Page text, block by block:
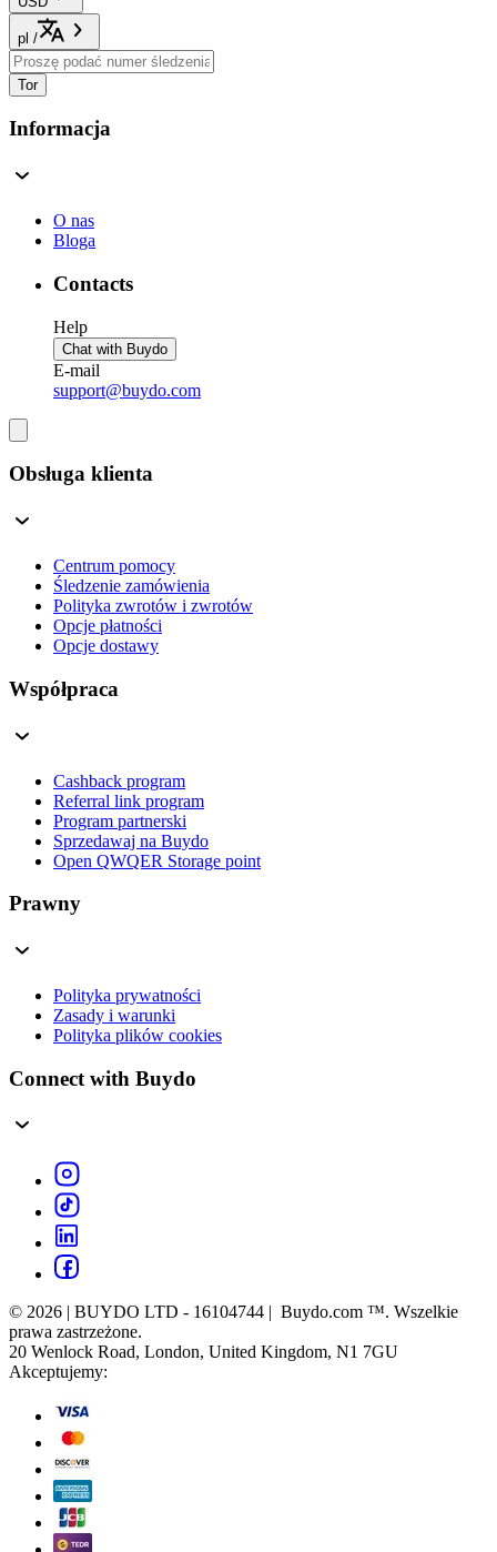
pl /
Tor
Informacja
O nas
Bloga
Contacts
Help
Chat with Buydo
E-mail
support@buydo.com
Obsługa klienta
Centrum pomocy
Śledzenie zamówienia
Polityka zwrotów i zwrotów
Opcje płatności
Opcje dostawy
Współpraca
Cashback program
Referral link program
Program partnerski
Sprzedawaj na Buydo
Open QWQER Storage point
Prawny
Polityka prywatności
Zasady i warunki
Polityka plików cookies
Connect with Buydo
© 2026 | BUYDO LTD - 16104744 | Buydo.com ™. Wszelkie
prawa zastrzeżone.
20 Wenlock Road, London, United Kingdom, N1 7GU
Akceptujemy: